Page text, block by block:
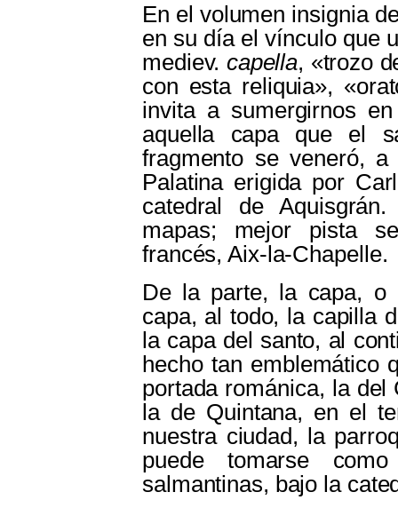
En el volumen insignia
en su día el vínculo que
mediev. capella, «trozo
con esta reliquia»,
invita a sumergirnos
aquella capa que el
fragmento se veneró,
Palatina erigida por
catedral de
mapas; mejor pista
francés, Aix-la-Chapelle.
De la parte, la capa, o
capa, al todo, la capilla
la capa del santo, al
hecho tan emblemático
portada románica, la
la de Quintana, en el
nuestra ciudad, la
puede tomarse
salmantinas, bajo la